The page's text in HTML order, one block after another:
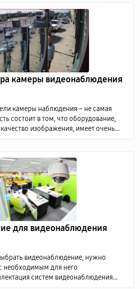
камеры видеонаблюдения
камеры наблюдения – не самая
состоит в том, что оборудование,
изображения, имеет очень
дешевые модели не способны
для видеонаблюдения
видеонаблюдение, нужно
необходимым для него
систем видеонаблюдения
обязательных элементов: